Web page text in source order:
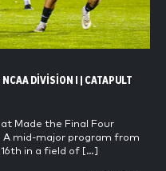
NCAA DIVISION I | CATAPULT
Made the Final Four
A mid-major program from
in a field of […]